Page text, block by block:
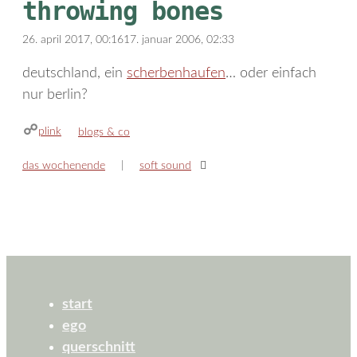
throwing bones
26. april 2017, 00:1617. januar 2006, 02:33
deutschland, ein scherbenhaufen… oder einfach
nur berlin?
plink kategorien
blogs & co
das wochenende soft sound
start
ego
querschnitt